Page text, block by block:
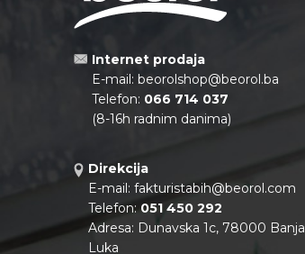
Internet prodaja
E-mail: beorolshop@beorol.ba
Telefon: 066 714 037
(8-16h radnim danima)
Direkcija
E-mail: fakturistabih@beorol.com
Telefon: 051 450 292
Adresa: Dunavska 1c, 78000 Banja
Luka